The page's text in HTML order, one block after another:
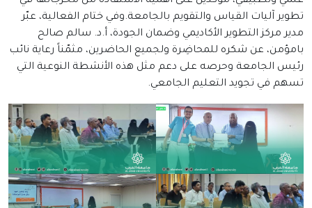
تطوير آليات القياس والتقويم بالجامعة.وفي ختام الفعالية، عبّر
مدير مركز التطوير الأكاديمي وضمان الجودة، أ.د. سالم صالح
بامؤمن، عن شكره للمحاضِرة ولجميع الحاضرين، مثمّناً رعاية نائب
رئيس الجامعة وحرصه على دعم مثل هذه الأنشطة النوعية التي
تسهم في تجويد التعليم الجامعي.